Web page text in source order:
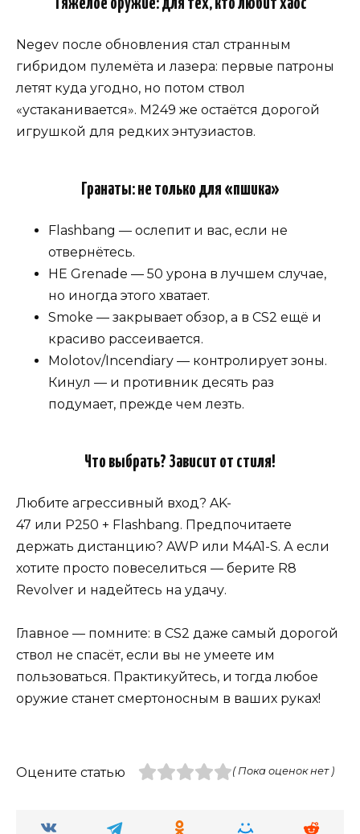
Тяжёлое оружие: для тех, кто любит хаос
Negev после обновления стал странным
гибридом пулемёта и лазера: первые патроны
летят куда угодно, но потом ствол
«устаканивается». M249 же остаётся дорогой
игрушкой для редких энтузиастов.
Гранаты: не только для «пшика»
Flashbang — ослепит и вас, если не
отвернётесь.
HE Grenade — 50 урона в лучшем случае,
но иногда этого хватает.
Smoke — закрывает обзор, а в CS2 ещё и
красиво рассеивается.
Molotov/Incendiary — контролирует зоны.
Кинул — и противник десять раз
подумает, прежде чем лезть.
Что выбрать? Зависит от стиля!
Любите агрессивный вход? AK-
47 или P250 + Flashbang. Предпочитаете
держать дистанцию? AWP или M4A1-S. А если
хотите просто повеселиться — берите R8
Revolver и надейтесь на удачу.
Главное — помните: в CS2 даже самый дорогой
ствол не спасёт, если вы не умеете им
пользоваться. Практикуйтесь, и тогда любое
оружие станет смертоносным в ваших руках!
Оцените статью ( Пока оценок нет )